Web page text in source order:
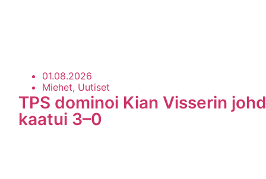
01.08.2026
Miehet, Uutiset
TPS dominoi Kian Visserin
kaatui 3–0